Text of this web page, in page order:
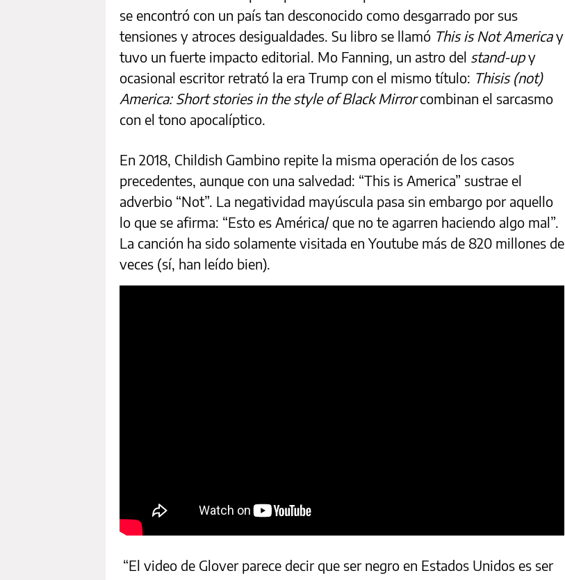
se encontró con un país tan desconocido como desgarrado por sus
tensiones y atroces desigualdades. Su libro se llamó This is Not Americay
tuvo un fuerte impacto editorial. Mo Fanning, un astro del stand-upy
ocasional escritor retrató la era Trump con el mismo título: Thisis (not)
America: Short stories in the style of Black Mirrorcombinan el sarcasmo
con el tono apocalíptico.
En 2018, Childish Gambino repite la misma operación de los casos
precedentes, aunque con una salvedad: “This is America” sustrae el
adverbio “Not”. La negatividad mayúscula pasa sin embargo por aquello
lo que se afirma: “Esto es América/ que no te agarren haciendo algo mal”.
La canción ha sido solamente visitada en Youtube más de 820 millones de
veces (sí, han leído bien).
“El video de Glover parece decir que ser negro en Estados Unidos es ser